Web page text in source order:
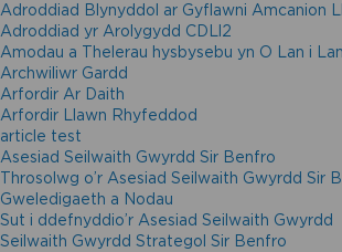
Adroddiad Blynyddol ar Gyflawni Amcanion
Adroddiad yr Arolygydd CDLl2
Amodau a Thelerau hysbysebu yn O Lan i Lan
Archwiliwr Gardd
Arfordir Ar Daith
Arfordir Llawn Rhyfeddod
article test
Asesiad Seilwaith Gwyrdd Sir Benfro
Throsolwg o’r Asesiad Seilwaith Gwyrdd Sir
Gweledigaeth a Nodau
Sut i ddefnyddio’r Asesiad Seilwaith Gwyrdd
Seilwaith Gwyrdd Strategol Sir Benfro